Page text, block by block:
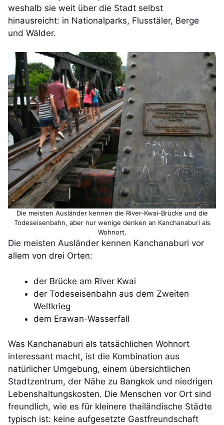
weshalb sie weit über die Stadt selbst
hinausreicht: in Nationalparks, Flusstäler, Berge
und Wälder.
Die meisten Ausländer kennen die River-Kwai-Brücke und die
Todeseisenbahn, aber nur wenige denken an Kanchanaburi als
Wohnort.
Die meisten Ausländer kennen Kanchanaburi vor
allem von drei Orten:
der Brücke am River Kwai
der Todeseisenbahn aus dem Zweiten
Weltkrieg
dem Erawan-Wasserfall
Was Kanchanaburi als tatsächlichen Wohnort
interessant macht, ist die Kombination aus
natürlicher Umgebung, einem übersichtlichen
Stadtzentrum, der Nähe zu Bangkok und niedrigen
Lebenshaltungskosten. Die Menschen vor Ort sind
freundlich, wie es für kleinere thailändische Städte
typisch ist: keine aufgesetzte Gastfreundschaft